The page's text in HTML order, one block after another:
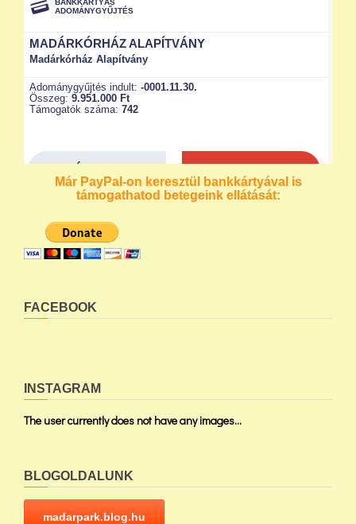
Már PayPal-on keresztül bankkártyával is
támogathatod betegeink ellátását:
FACEBOOK
INSTAGRAM
The user currently does not have any images...
BLOGOLDALUNK
madarpark.blog.hu